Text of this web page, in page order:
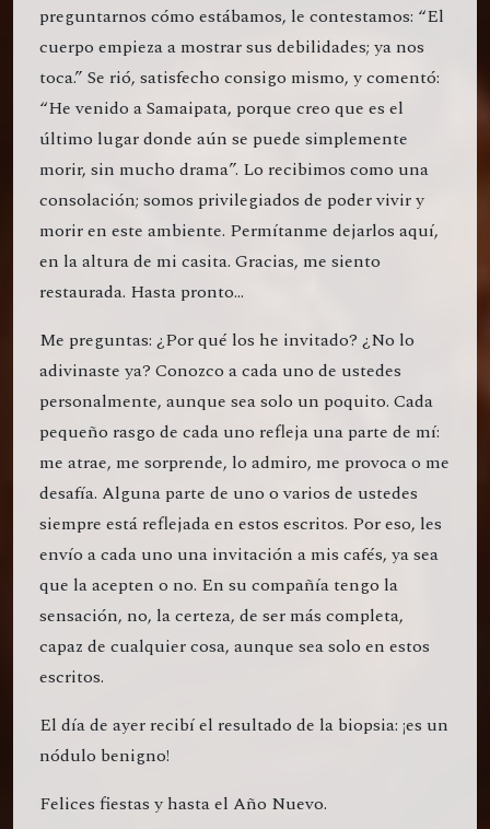
preguntarnos cómo estábamos, le contestamos: “El
cuerpo empieza a mostrar sus debilidades; ya nos
toca.” Se rió, satisfecho consigo mismo, y comentó:
“He venido a Samaipata, porque creo que es el
último lugar donde aún se puede simplemente
morir, sin mucho drama”. Lo recibimos como una
consolación; somos privilegiados de poder vivir y
morir en este ambiente. Permítanme dejarlos aquí,
en la altura de mi casita. Gracias, me siento
restaurada. Hasta pronto…
Me preguntas: ¿Por qué los he invitado? ¿No lo
adivinaste ya? Conozco a cada uno de ustedes
personalmente, aunque sea solo un poquito. Cada
pequeño rasgo de cada uno refleja una parte de mí:
me atrae, me sorprende, lo admiro, me provoca o me
desafía. Alguna parte de uno o varios de ustedes
siempre está reflejada en estos escritos. Por eso, les
envío a cada uno una invitación a mis cafés, ya sea
que la acepten o no. En su compañía tengo la
sensación, no, la certeza, de ser más completa,
capaz de cualquier cosa, aunque sea solo en estos
escritos.
El día de ayer recibí el resultado de la biopsia: ¡es un
nódulo benigno!
Felices fiestas y hasta el Año Nuevo.